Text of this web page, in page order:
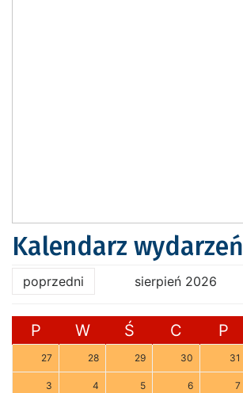
Kalendarz wydarzeń
poprzedni sierpień 2026
P W Ś C P
27 28 29 30 31
3 4 5 6 7